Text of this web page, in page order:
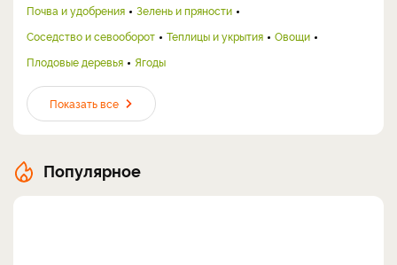
Почва и удобрения
Зелень и пряности
Соседство и севооборот
Теплицы и укрытия
Овощи
Плодовые деревья
Ягоды
Показать все
Популярное